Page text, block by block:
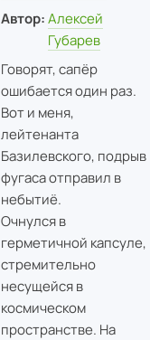
Автор: Алексей
Губарев
Говорят, сапёр
ошибается один раз.
Вот и меня,
лейтенанта
Базилевского, подрыв
фугаса отправил в
небытиё.
Очнулся в
герметичной капсуле,
стремительно
несущейся в
космическом
пространстве. На